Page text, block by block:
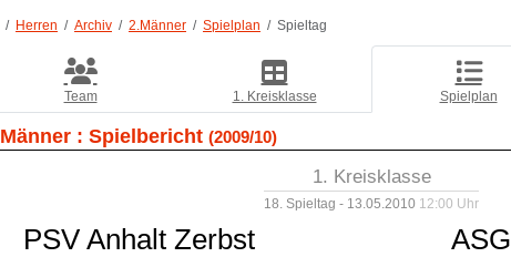
Herren Archiv 2.Männer Spielplan Spieltag
Team 1. Kreisklasse Spielplan
: Spielbericht (2009/10)
1. Kreisklasse
18. Spieltag - 13.05.2010 12:00 Uhr
PSV Anhalt Zerbst